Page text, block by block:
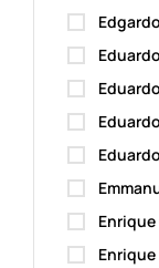
Enrique